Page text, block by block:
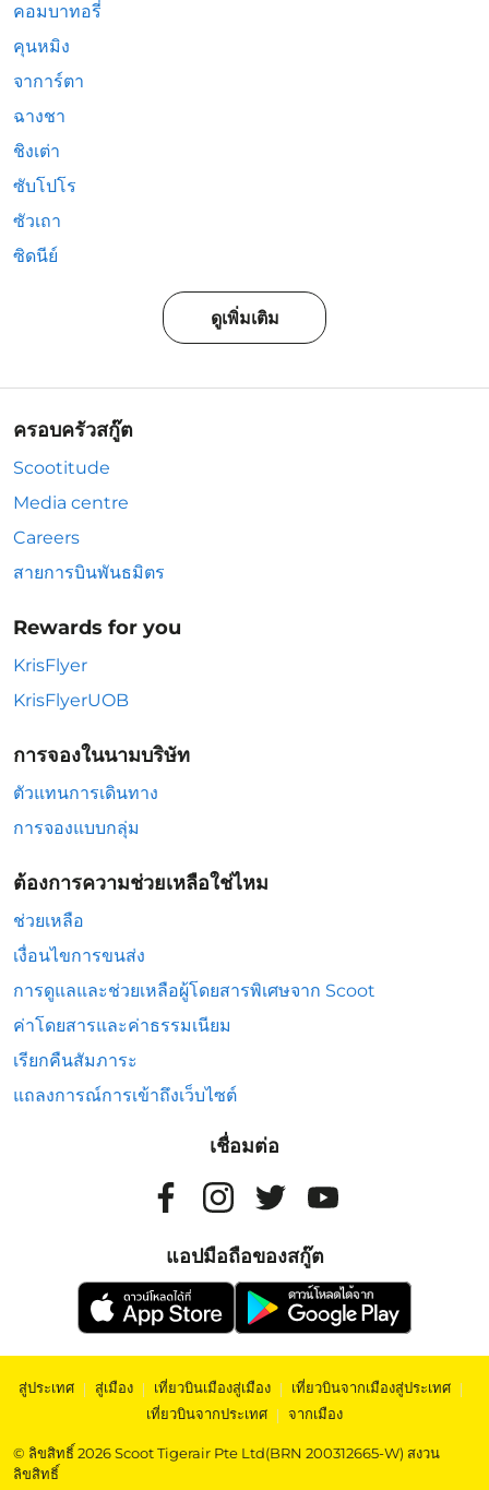
คอมบาทอรี่
คุนหมิง
จาการ์ตา
ฉางชา
ชิงเต่า
ซับโปโร
ซัวเถา
ซิดนีย์
ดูเพิ่มเติม
ครอบครัวสกู๊ต
Scootitude
Media centre
Careers
สายการบินพันธมิตร
Rewards for you
KrisFlyer
KrisFlyerUOB
การจองในนามบริษัท
ตัวแทนการเดินทาง
การจองแบบกลุ่ม
ต้องการความช่วยเหลือใช่ไหม
ช่วยเหลือ
เงื่อนไขการขนส่ง
การดูแลและช่วยเหลือผู้โดยสารพิเศษจาก Scoot
ค่าโดยสารและค่าธรรมเนียม
เรียกคืนสัมภาระ
แถลงการณ์การเข้าถึงเว็บไซต์
เชื่อมต่อ
แอปมือถือของสกู๊ต
สู่ประเทศ | สู่เมือง | เที่ยวบินเมืองสู่เมือง | เที่ยวบินจากเมืองสู่ประเทศ |
เที่ยวบินจากประเทศ | จากเมือง
© ลิขสิทธิ์ 2026 Scoot Tigerair Pte Ltd(BRN 200312665-W) สงวน
ลิขสิทธิ์